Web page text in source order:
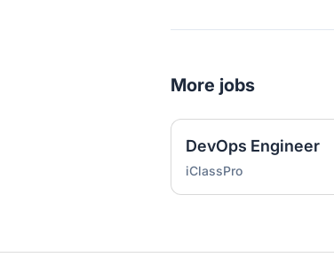
More jobs
DevOps Engineer
iClassPro